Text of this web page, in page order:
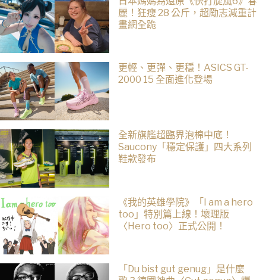
麗！狂瘦 28 公斤，超勵志減重計
畫網全跪
更輕、更彈、更穩！ASICS GT-
2000 15 全面進化登場
全新旗艦超臨界泡棉中底！
Saucony「穩定保護」四大系列
鞋款發布
《我的英雄學院》「I am a hero
too」特別篇上線！壞理版
〈Hero too〉正式公開！
「Du bist gut genug」是什麼